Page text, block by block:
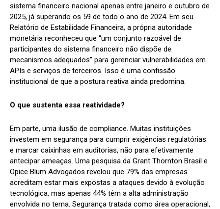
sistema financeiro nacional apenas entre janeiro e outubro de
2025, já superando os 59 de todo o ano de 2024. Em seu
Relatório de Estabilidade Financeira, a própria autoridade
monetária reconheceu que “um conjunto razoável de
participantes do sistema financeiro não dispõe de
mecanismos adequados” para gerenciar vulnerabilidades em
APIs e serviços de terceiros. Isso é uma confissão
institucional de que a postura reativa ainda predomina.
O que sustenta essa reatividade?
Em parte, uma ilusão de compliance. Muitas instituições
investem em segurança para cumprir exigências regulatórias
e marcar caixinhas em auditorias, não para efetivamente
antecipar ameaças. Uma pesquisa da Grant Thornton Brasil e
Opice Blum Advogados revelou que 79% das empresas
acreditam estar mais expostas a ataques devido à evolução
tecnológica, mas apenas 44% têm a alta administração
envolvida no tema. Segurança tratada como área operacional,